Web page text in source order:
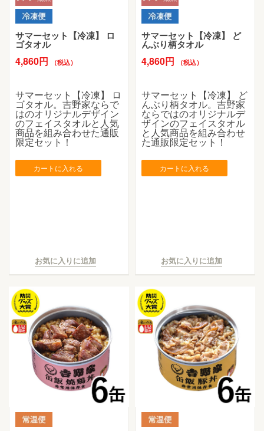
サマーセット【冷凍】 ロ
ゴタオル
4,860円 （税込）
サマーセット【冷凍】 ロ
ゴタオル。吉野家ならで
はのオリジナルデザイン
のフェイスタオルと人気
商品を組み合わせた通販
限定セット！
カートに入れる
お気に入りに追加
サマーセット【冷凍】 ど
んぶり柄タオル
4,860円 （税込）
サマーセット【冷凍】 ど
んぶり柄タオル。吉野家
ならではのオリジナルデ
ザインのフェイスタオル
と人気商品を組み合わせ
た通販限定セット！
カートに入れる
お気に入りに追加